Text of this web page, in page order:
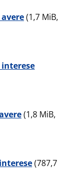
(1,7 MiB,
interese
(1,8 MiB,
(787,7